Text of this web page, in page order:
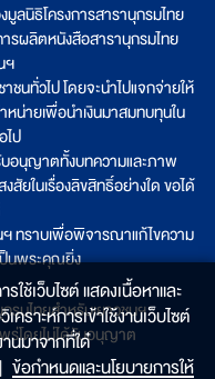
ลนิธิโครงการสารานุกรมไทย
รผลิตหนังสือสารานุกรมไทย
ฯ
ชนทั่วไป โดยจะนำไปแจกจ่ายให้
หน่ายเพื่อนำเงินมาสมทบทุนใน
ป
บอนุญาตทั้งบทความและภาพ
สัยในเรื่องลิขสิทธิ์อย่างใด ขอได้
ฯ ทราบเพื่อพิจารณาแก้ไขความ
นพระคุณยิ่ง
รมไทยสำหรับเยาวชนฯ
ร่โดยไม่ได้รับอนุญาต
ช้เว็บไซต์ แสดงเนื้อหาและ
ราะห์การเข้าใช้งานเว็บไซต์
านมาจากที่ใด๋
| ข้อกำหนดและนโยบายการให้